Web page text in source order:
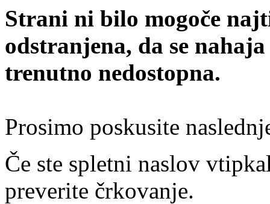
Strani ni bilo mogoče
odstranjena, da se
trenutno nedostopna.
Prosimo poskusite
Če ste spletni naslov
preverite črkovanje.